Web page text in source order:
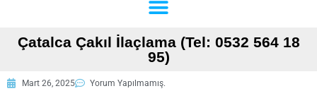
Çatalca Çakıl İlaçlama (Tel: 0532 564 18
95)
Mart 26, 2025 Yorum Yapılmamış.